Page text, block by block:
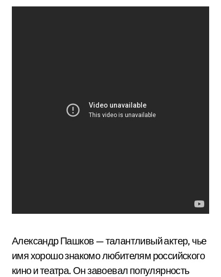
Александр Пашков — талантливый актер, чье
имя хорошо знакомо любителям российского
кино и театра. Он завоевал популярность